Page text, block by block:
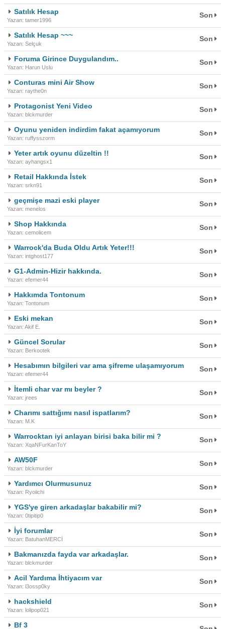
Satılık Hesap
Yazan: tamer1996
Son
Satılık Hesap ~~~
Yazan: Selçuk
Son
Foruma Girince Duygulandım..
Yazan: Harun Uslu
Son
Conturas mini Air Show
Yazan: raythe0n
Son
Protagonist Yeni Video
Yazan: blckmurder
Son
Oyunu yeniden indirdim fakat açamıyorum
Yazan: ruffysszorm
Son
Yeter artık oyunu düzeltin !!
Yazan: ayhangsx1
Son
Retail Hakkında İstek
Yazan: srkn91
Son
geçmişe mazi eski player
Yazan: menelos
Son
Shop Hakkında
Yazan: cemolicem
Son
Warrock'da Buda Oldu Artık Yeter!!!
Yazan: intghost177
Son
G1-Admin-Hizir hakkında.
Yazan: efemer44
Son
Hakkımda Tontonum
Yazan: Tontonum
Son
Eski mekan
Yazan: Akif E.
Son
Güncel Sorular
Yazan: Berkootek
Son
Hesabımın bilgileri var ama şifreme ulaşamıyorum
Yazan: efemer44
Son
İtemli char var mı beyler ?
Yazan: jrees
Son
Charımı sattığımı nasıl ispatlarım?
Yazan: M.K
Son
Warrocktan iyi anlayan birisi baka bilir mi ?
Yazan: XqaNFurKanToY
Son
AW50F
Yazan: blckmurder
Son
Yardımcı Olurmusunuz
Yazan: Ryoiichi
Son
YGS'ye giren arkadaşlar bakabilir mi?
Yazan: 0tipitip0
Son
İyi forumlar
Yazan: BatuhanMERCİ
Son
Bakmanızda fayda var arkadaşlar.
Yazan: blckmurder
Son
Acil Yardıma İhtiyacım var
Yazan: l3ossp0ky
Son
hackshield
Yazan: lolipop021
Son
Bf 3